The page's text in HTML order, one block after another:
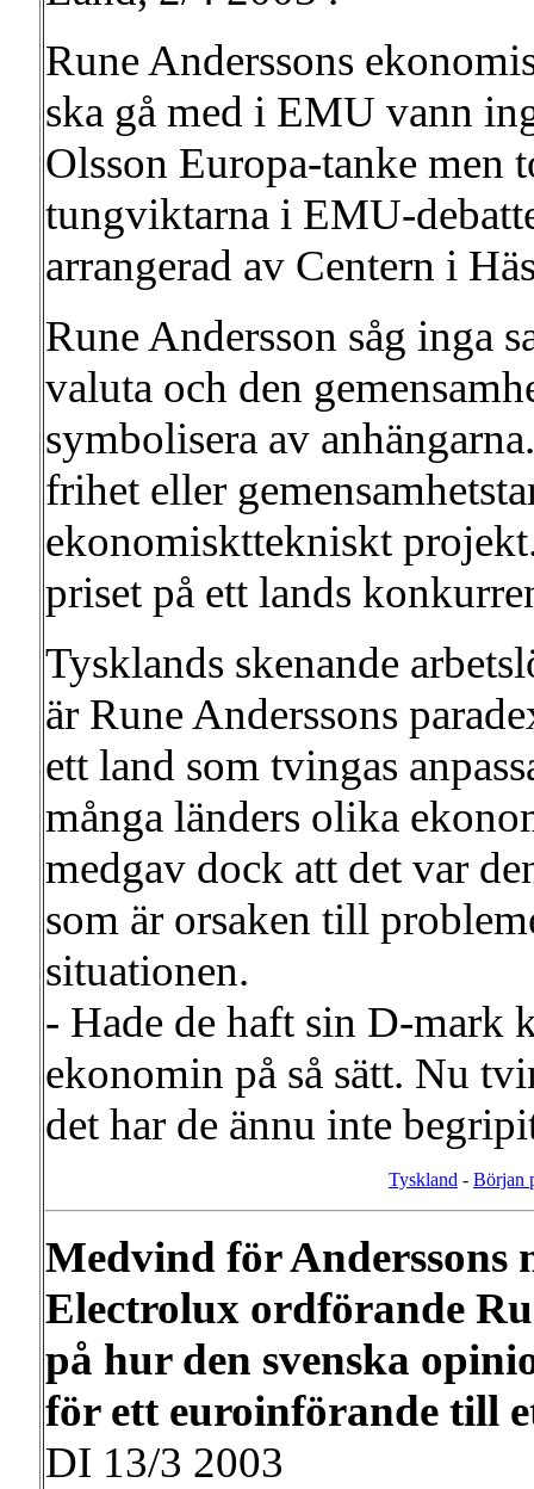
Rune Anderssons
ska gå med i EMU vann
Olsson Europa-tanke men
tungviktarna i EMU-
arrangerad av Centern i
Rune Andersson såg inga
valuta och den
symbolisera av
frihet eller
ekonomiskttekniskt
priset på ett lands
Tysklands skenande
är Rune Anderssons
ett land som tvingas
många länders olika
medgav dock att det var
som är orsaken till
situationen.
- Hade de haft sin D-mark
ekonomin på så sätt. Nu
det har de ännu inte
Tyskland - Början
Medvind för Anderssons
Electrolux ordförande
på hur den svenska
för ett euroinförande till
DI 13/3 2003